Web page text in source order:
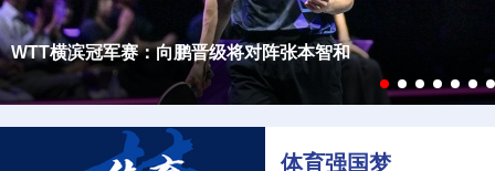
【新质生产力】豆包深度思考模型发布
WTT横滨冠军赛：蒯曼、陈熠、王艺迪晋级16强
体育强国梦